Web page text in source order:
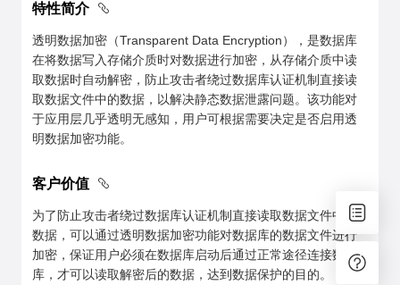
特性简介
透明数据加密（Transparent Data Encryption），是数据库
在将数据写入存储介质时对数据进行加密，从存储介质中读
取数据时自动解密，防止攻击者绕过数据库认证机制直接读
取数据文件中的数据，以解决静态数据泄露问题。该功能对
于应用层几乎透明无感知，用户可根据需要决定是否启用透
明数据加密功能。
客户价值
为了防止攻击者绕过数据库认证机制直接读取数据文件中的
数据，可以通过透明数据加密功能对数据库的数据文件进行
加密，保证用户必须在数据库启动后通过正常途径连接数据
库，才可以读取解密后的数据，达到数据保护的目的。